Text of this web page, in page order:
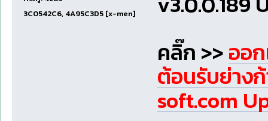
3C0542C6, 4A95C3D5 [x-men]
คลิ๊ก >>ออ
ต้อนรับย่าง
soft.com